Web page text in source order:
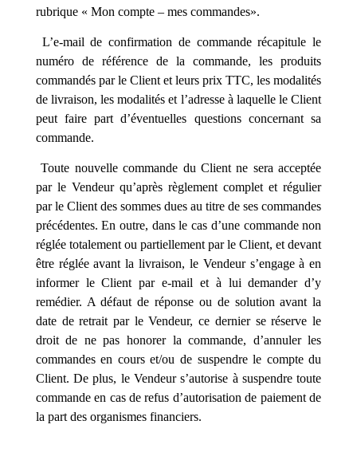
rubrique « Mon compte – mes commandes».
L’e-mail de confirmation de commande récapitule le
numéro de référence de la commande, les produits
commandés par le Client et leurs prix TTC, les modalités
de livraison, les modalités et l’adresse à laquelle le Client
peut faire part d’éventuelles questions concernant sa
commande.
Toute nouvelle commande du Client ne sera acceptée
par le Vendeur qu’après règlement complet et régulier
par le Client des sommes dues au titre de ses commandes
précédentes. En outre, dans le cas d’une commande non
réglée totalement ou partiellement par le Client, et devant
être réglée avant la livraison, le Vendeur s’engage à en
informer le Client par e-mail et à lui demander d’y
remédier. A défaut de réponse ou de solution avant la
date de retrait par le Vendeur, ce dernier se réserve le
droit de ne pas honorer la commande, d’annuler les
commandes en cours et/ou de suspendre le compte du
Client. De plus, le Vendeur s’autorise à suspendre toute
commande en cas de refus d’autorisation de paiement de
la part des organismes financiers.